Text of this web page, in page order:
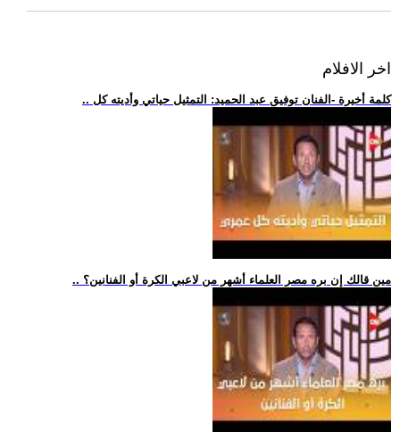
اخر الافلام
.. كلمة أخيرة -الفنان توفيق عبد الحميد: التمثيل حياتي وأديته كل
.. مين قالك إن بره مصر العلماء أشهر من لاعبي الكرة أو الفنانين؟